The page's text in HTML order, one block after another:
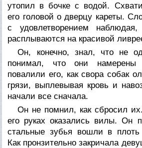
утопил в бочке с водой.
его головой о дверцу кареты.
с удовлетворением
расплываются на красивой
Он, конечно, знал, что не
понимал, что они
повалили его, как свора собак
грязи, выплевывая кровь и
начали все сначала.
Он не помнил, как сбросил
его руках оказались вилы. Он
стальные зубья вошли в плоть
Как пронзительно закричала